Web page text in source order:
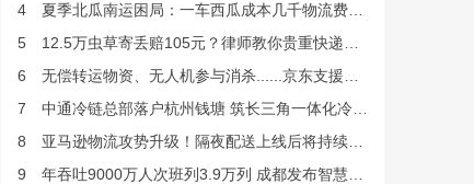
4
夏季北瓜南运困局：一车西瓜成本几千物流费上万谁来解？
5
12.5万虫草寄丢赔105元？律师教你贵重快递丢失如何维权
6
无偿转运物资、无人机参与消杀......京东支援广西灾后重建
7
中通冷链总部落户杭州钱塘 筑长三角一体化冷链中枢基地
8
亚马逊物流攻势升级！隔夜配送上线后将持续挤压快递巨头
9
年吞吐9000万人次班列3.9万列 成都发布智慧物流“双清单”